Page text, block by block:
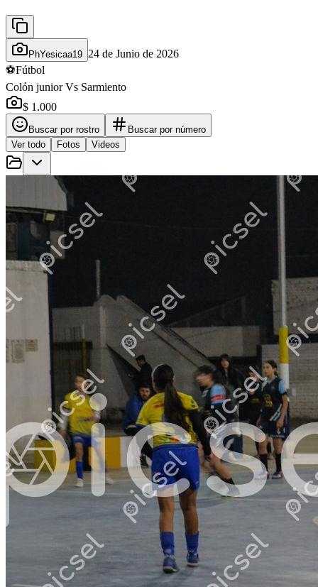
PhYesicaa19 24 de Junio de 2026
⚽Fútbol
Colón junior Vs Sarmiento
$ 1.000
Buscar por rostro
Buscar por número
Ver todo
Fotos Videos